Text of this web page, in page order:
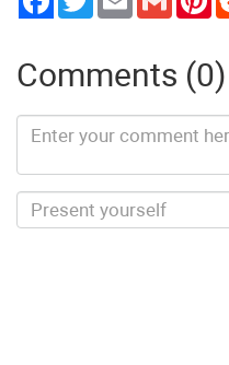
Comments (0)